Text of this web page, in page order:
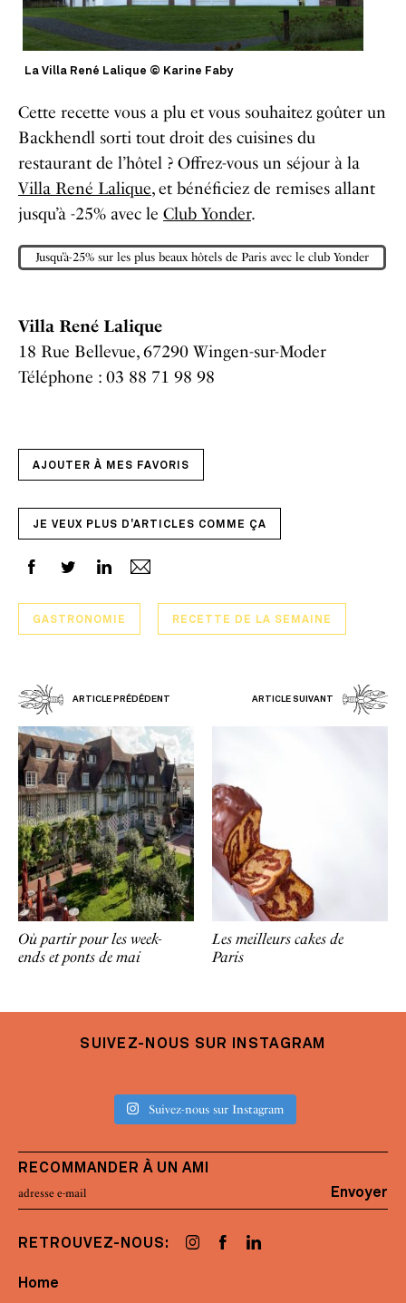
La Villa René Lalique © Karine Faby
Cette recette vous a plu et vous souhaitez goûter un
Backhendl sorti tout droit des cuisines du
restaurant de l’hôtel ? Offrez-vous un séjour à la
Villa René Lalique, et bénéficiez de remises allant
jusqu’à -25% avec le Club Yonder.
Jusqu’à-25% sur les plus beaux hôtels de Paris avec le club Yonder
Villa René Lalique
18 Rue Bellevue, 67290 Wingen-sur-Moder
Téléphone : 03 88 71 98 98
AJOUTER À MES FAVORIS
JE VEUX PLUS D'ARTICLES COMME ÇA
GASTRONOMIE RECETTE DE LA SEMAINE
ARTICLE PRÉDÉDENT ARTICLE SUIVANT
Où partir pour les week-
ends et ponts de mai
Les meilleurs cakes de
Paris
SUIVEZ-NOUS SUR INSTAGRAM
Suivez-nous sur Instagram
RECOMMANDER À UN AMI
Envoyer
RETROUVEZ-NOUS:
Home